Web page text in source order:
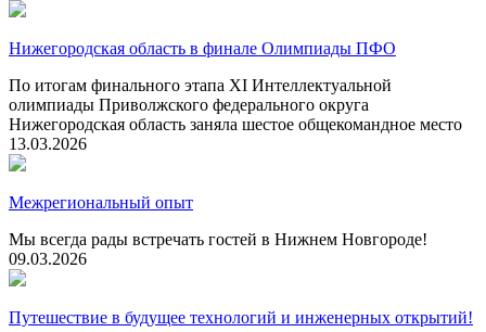
Нижегородская область в финале Олимпиады ПФО
По итогам финального этапа XI Интеллектуальной
олимпиады Приволжского федерального округа
Нижегородская область заняла шестое общекомандное место
13.03.2026
Межрегиональный опыт
Мы всегда рады встречать гостей в Нижнем Новгороде!
09.03.2026
Путешествие в будущее технологий и инженерных открытий!